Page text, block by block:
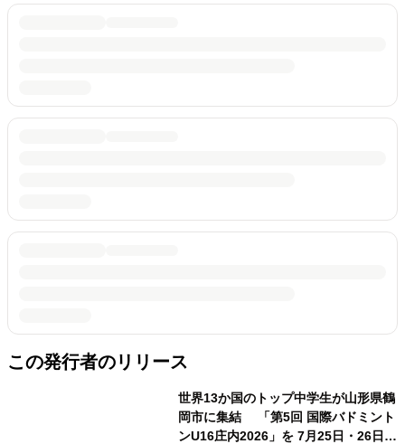
この発行者のリリース
世界13か国のトップ中学生が山形県鶴
岡市に集結 「第5回 国際バドミント
ンU16庄内2026」を 7月25日・26日に